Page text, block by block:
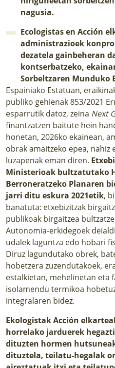
nagusia.
Ecologistas en Acción
administrazioek
dezatela gainbeheran
kontserbatzeko,
Sorbeltzaren Munduko
Espainiako Estatuan,
publiko gehienak 853/2021
esparrutik datoz, zeina Next
finantzatzen baitute hein
honetan, 2026ko ekainean,
obrak amaitzeko epea, nahiz
luzapenak eman diren.
Ministerioak bultzatutako
Berroneratzeko Planaren
jarri ditu eskura 2021etik,
banatuta: etxebizitzak
publikoak birgaitzea
Autonomia-erkidegoek
udalek laguntza edo hobari
Diruz lagundutako obrek,
hobetzera zuzendutakoek,
estalkietan, mehelinetan eta
isolamendu termikoa
integralaren bidez.
Ekologistak Acción
horrelako jarduerek
dituzten hormen
dituztela, teilatu-hegalak